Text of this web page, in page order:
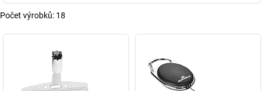
Počet výrobků: 18